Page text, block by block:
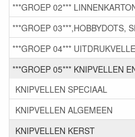
***GROEP 02***
***GROEP 03***,HOBBYDOTS,
***GROEP 04***
***GROEP 05*** KNIPVELLEN
KNIPVELLEN SPECIAAL
KNIPVELLEN ALGEMEEN
KNIPVELLEN KERST